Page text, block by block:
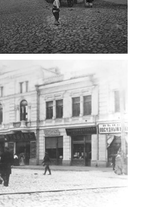
ВУЛ.
Фото Житомира період
до 1917 року
Leave a comment